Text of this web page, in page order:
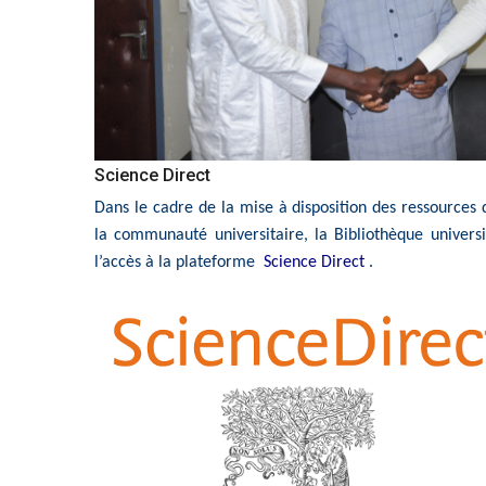
Science Direct
Dans le cadre de la mise à disposition des
la communauté universitaire, la Bibliothèque
l’accès à la plateforme Science Direct .